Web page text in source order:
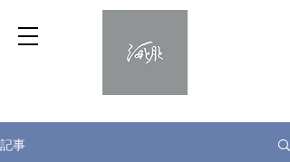
記事